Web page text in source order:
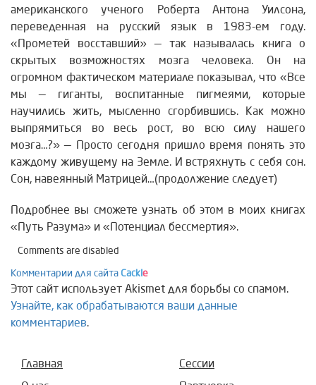
американского ученого Роберта Антона Уилсона,
переведенная на русский язык в 1983-ем году.
«Прометей восставший» — так называлась книга о
скрытых возможностях мозга человека. Он на
огромном фактическом материале показывал, что «Все
мы — гиганты, воспитанные пигмеями, которые
научились жить, мысленно сгорбившись. Как можно
выпрямиться во весь рост, во всю силу нашего
мозга…?» — Просто сегодня пришло время понять это
каждому живущему на Земле. И встряхнуть с себя сон.
Сон, навеянный Матрицей…(продолжение следует)
Подробнее вы сможете узнать об этом в моих книгах
«Путь Разума» и «Потенциал бессмертия».
Comments are disabled
Комментарии для сайта Cackl e
Этот сайт использует Akismet для борьбы со спамом.
Узнайте, как обрабатываются ваши данные
комментариев.
Главная
Сессии